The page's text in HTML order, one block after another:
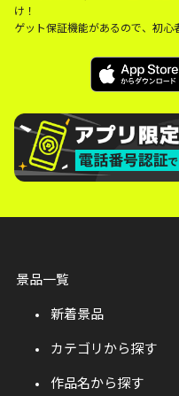
け！
ゲット保証機能があるので、初心
景品一覧
新着景品
カテゴリから探す
作品名から探す